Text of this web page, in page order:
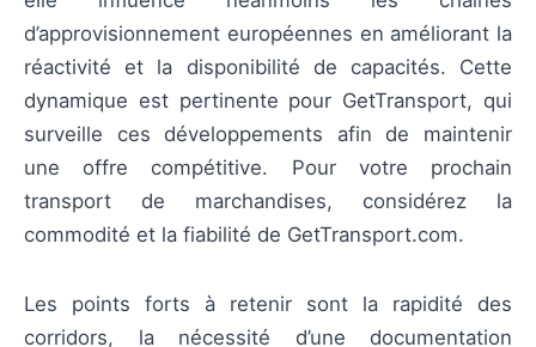
d’approvisionnement européennes en améliorant la
réactivité et la disponibilité de capacités. Cette
dynamique est pertinente pour GetTransport, qui
surveille ces développements afin de maintenir
une offre compétitive. Pour votre prochain
transport de marchandises, considérez la
commodité et la fiabilité de GetTransport.com.
Les points forts à retenir sont la rapidité des
corridors, la nécessité d’une documentation